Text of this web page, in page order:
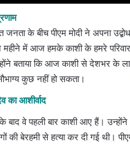
के बीच पीएम मोदी ने अपना
महीने में आज हमके काशी के हमरे
बताया कि आज काशी से देशभर के
कुछ नहीं हो सकता।
आशीर्वाद
बाद वे पहली बार काशी आए हैं।
की बेरहमी से हत्या कर दी गई थी।